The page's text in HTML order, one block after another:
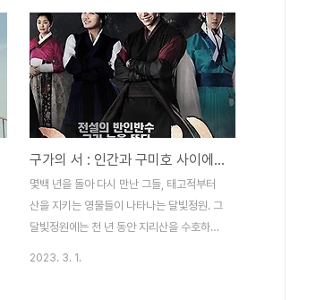
영주의 대답에 경이는 그날 밤, 학교에 몰래
숨었다가 아무도 없는 것을 확인하고는 고양
이를 악독하게 해친 범인의 막걸리 통에 무언
가를 넣는다. 그리고 고양이 사건의 범인인
경비 아저씨는 그 막걸리를 마시고는 정신을
잃어버린다. 이경이는 영주의 말대로 경비아
저씨를 죽이려고 했지만, 경비 아저씨는 다행
히 살아있었고, 이 사실을 들은 영주는 충격
에 이경이를 손절한다. 게임과 술에 빠져 사
는 구경이(이영애)는 매..
구가의 서 : 인간과 구미호 사이에서 태어난 아이
몇백 년을 돌아 다시 만난 그들, 태고적부터
산을 지키는 영물들이 나타나는 달빛정원. 그
달빛정원에는 천 년 동안 지리산을 수호하는
2023. 3. 1.